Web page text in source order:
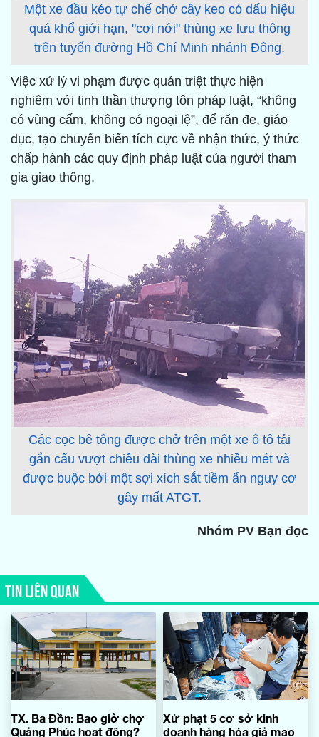
Một xe đầu kéo tự chế chở cây keo có dấu hiệu
quá khổ giới hạn, "cơi nới" thùng xe lưu thông
trên tuyến đường Hồ Chí Minh nhánh Đông.
Việc xử lý vi phạm được quán triệt thực hiện
nghiêm với tinh thần thượng tôn pháp luật, “không
có vùng cấm, không có ngoại lệ”, để răn đe, giáo
dục, tạo chuyển biến tích cực về nhận thức, ý thức
chấp hành các quy định pháp luật của người tham
gia giao thông.
Các cọc bê tông được chở trên một xe ô tô tải
gắn cẩu vượt chiều dài thùng xe nhiều mét và
được buộc bởi một sợi xích sắt tiềm ẩn nguy cơ
gây mất ATGT.
Nhóm PV Bạn đọc
TIN LIÊN QUAN
TX. Ba Đồn: Bao giờ chợ
Quảng Phúc hoạt động?
Xử phạt 5 cơ sở kinh
doanh hàng hóa giả mạo